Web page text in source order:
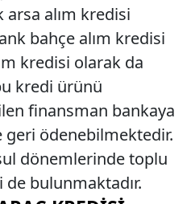
alım kredisi
bahçe alım kredisi
kredisi olarak da
kredi ürünü
finansman bankaya
geri ödenebilmektedir.
dönemlerinde toplu
bulunmaktadır.